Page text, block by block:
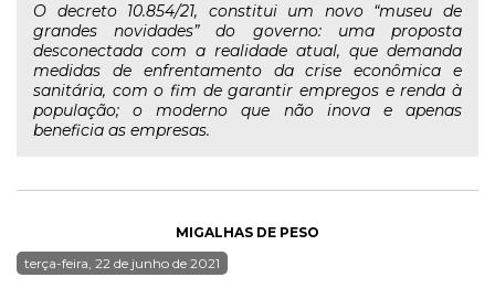
O decreto 10.854/21, constitui um novo “museu de
grandes novidades” do governo: uma proposta
desconectada com a realidade atual, que demanda
medidas de enfrentamento da crise econômica e
sanitária, com o fim de garantir empregos e renda à
população; o moderno que não inova e apenas
beneficia as empresas.
MIGALHAS DE PESO
terça-feira, 22 de junho de 2021